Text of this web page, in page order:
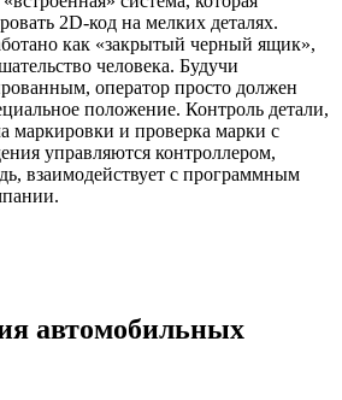
2D-код на мелких деталях.
как «закрытый черный ящик»,
человека. Будучи
оператор просто должен
положение. Контроль детали,
маркировки и проверка марки с
управляются контроллером,
взаимодействует с программным
автомобильных